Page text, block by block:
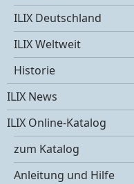
ILIX Deutschland
ILIX Weltweit
Historie
ILIX News
ILIX Online-Katalog
zum Katalog
Anleitung und Hilfe